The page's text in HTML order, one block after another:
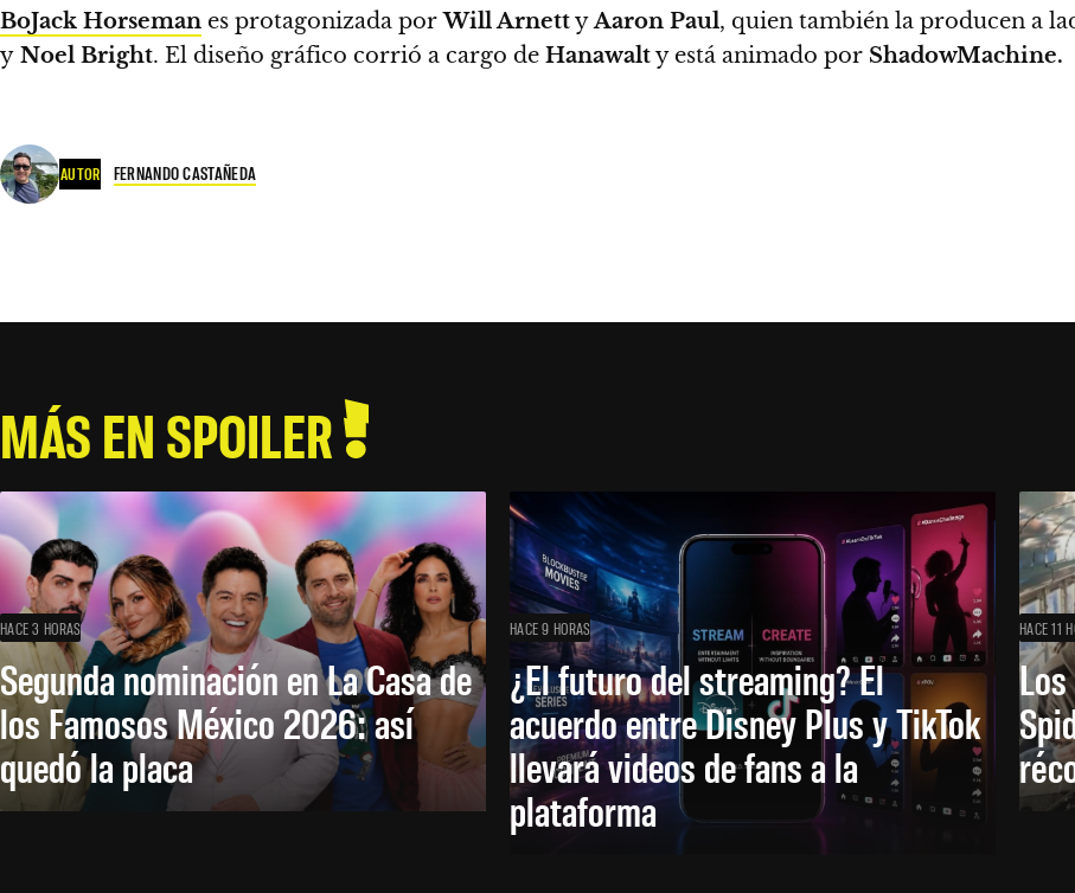
BoJack Horseman es protagonizada porWill ArnettyAaron Paul, quien también la producen a
y Noel Bright. El diseño gráfico corrió a cargo de Hanawalty está animado por ShadowMachine.
AUTOR FERNANDO CASTAÑEDA
MÁS EN SPOILER
HACE 3 HORAS
Segunda nominación en La Casa de
los Famosos México 2026: así
quedó la placa
HACE 9 HORAS
¿El futuro del streaming? El
acuerdo entre Disney Plus y TikTok
llevará videos de fans a la
plataforma
HACE 11